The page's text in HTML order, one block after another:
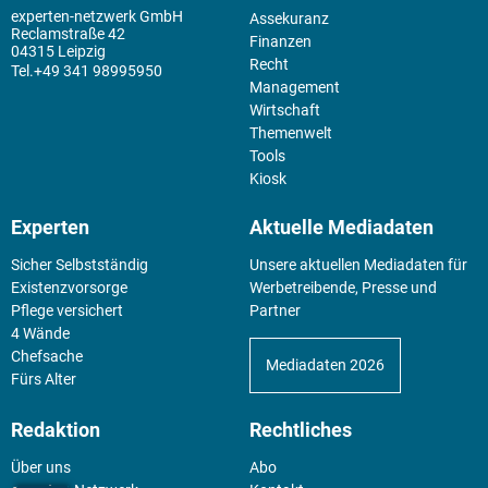
experten-netzwerk GmbH
Reclamstraße 42
04315 Leipzig
+49 341 98995950
Assekuranz
Finanzen
Recht
Management
Wirtschaft
Themenwelt
Tools
Kiosk
Experten
Sicher Selbstständig
Existenz­vorsorge
Pflege versichert
4 Wände
Chefsache
Fürs Alter
Aktuelle Mediadaten
Unsere aktuellen Mediadaten für
Werbetreibende, Presse und
Partner
Mediadaten 2026
Redaktion
Über uns
Rechtliches
Abo